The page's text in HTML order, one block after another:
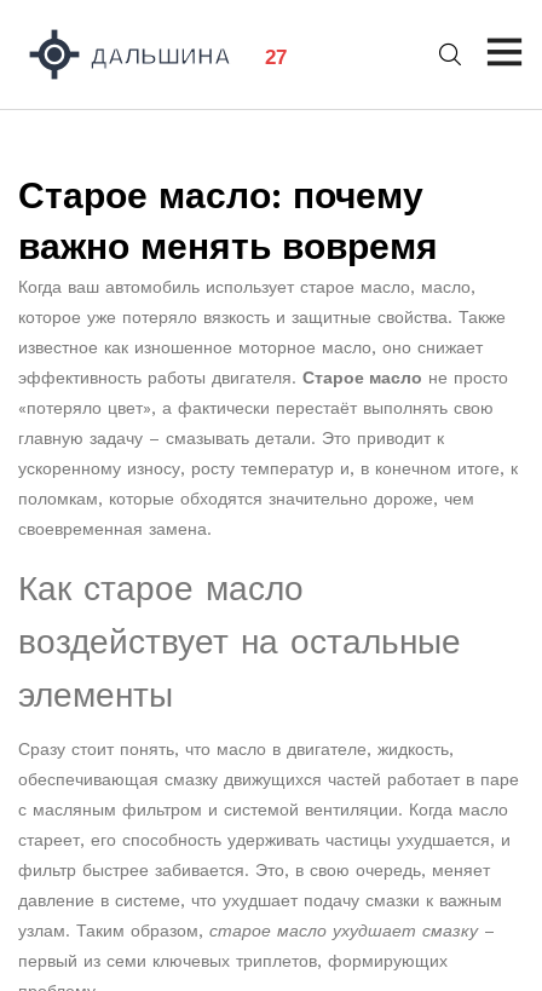
Старое масло: почему
важно менять вовремя
Когда ваш автомобиль использует старое масло, масло,
которое уже потеряло вязкость и защитные свойства. Также
известное как изношенное моторное масло, оно снижает
эффективность работы двигателя. Старое масло не просто
«потеряло цвет», а фактически перестаёт выполнять свою
главную задачу – смазывать детали. Это приводит к
ускоренному износу, росту температур и, в конечном итоге, к
поломкам, которые обходятся значительно дороже, чем
своевременная замена.
Как старое масло
воздействует на остальные
элементы
Сразу стоит понять, что масло в двигателе, жидкость,
обеспечивающая смазку движущихся частей работает в паре
с масляным фильтром и системой вентиляции. Когда масло
стареет, его способность удерживать частицы ухудшается, и
фильтр быстрее забивается. Это, в свою очередь, меняет
давление в системе, что ухудшает подачу смазки к важным
узлам. Таким образом, старое масло ухудшает смазку–
первый из семи ключевых триплетов, формирующих